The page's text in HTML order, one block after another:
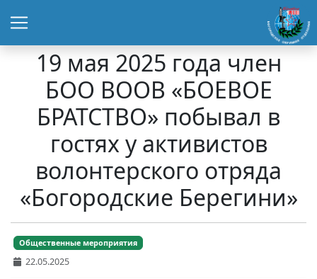
19 мая 2025 года член
БОО ВООВ «БОЕВОЕ
БРАТСТВО» побывал в
гостях у активистов
волонтерского отряда
«Богородские Берегини»
Общественные мероприятия
22.05.2025